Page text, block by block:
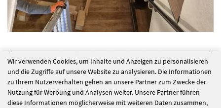
alle Nachrichten
Wir verwenden Cookies, um Inhalte und Anzeigen zu personalisieren
und die Zugriffe auf unsere Website zu analysieren. Die Informationen
zu Ihrem Nutzerverhalten gehen an unsere Partner zum Zwecke der
Nutzung für Werbung und Analysen weiter. Unsere Partner führen
diese Informationen möglicherweise mit weiteren Daten zusammen,